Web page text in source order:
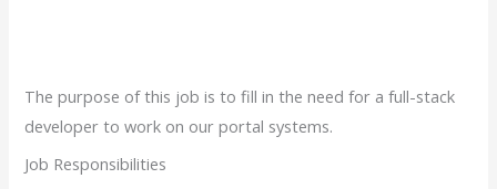
The purpose of this job is to fill in the need for a full-stack
developer to work on our portal systems.
Job Responsibilities